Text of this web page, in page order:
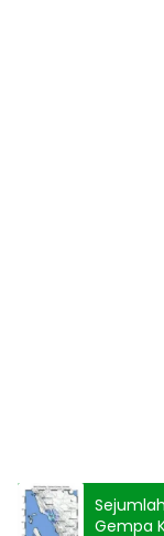
Gempa